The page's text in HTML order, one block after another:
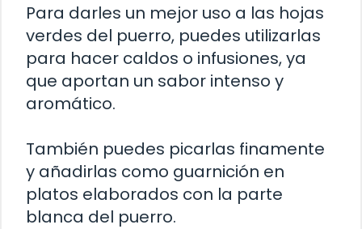
Para darles un mejor uso a las hojas
verdes del puerro, puedes utilizarlas
para hacer caldos o infusiones, ya
que aportan un sabor intenso y
aromático.
También puedes picarlas finamente
y añadirlas como guarnición en
platos elaborados con la parte
blanca del puerro.